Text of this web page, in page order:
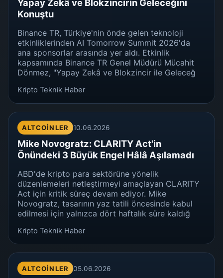
Yapay Zekâ ve Blokzincirin Geleceğini
Konuştu
Binance TR, Türkiye'nin önde gelen teknoloji
etkinliklerinden AI Tomorrow Summit 2026'da
ana sponsorlar arasında yer aldı. Etkinlik
kapsamında Binance TR Genel Müdürü Mücahit
Dönmez, "Yapay Zekâ ve Blokzincir ile Geleceğ
Kripto Teknik Haber
ALTCOINLER 10.06.2026
Mike Novogratz: CLARITY Act'in
Önündeki 3 Büyük Engel Hâlâ Aşılamadı
ABD'de kripto para sektörüne yönelik
düzenlemeleri netleştirmeyi amaçlayan CLARITY
Act için kritik süreç devam ediyor. Mike
Novogratz, tasarının yaz tatili öncesinde kabul
edilmesi için yalnızca dört haftalık süre kaldığ
Kripto Teknik Haber
ALTCOINLER 05.06.2026